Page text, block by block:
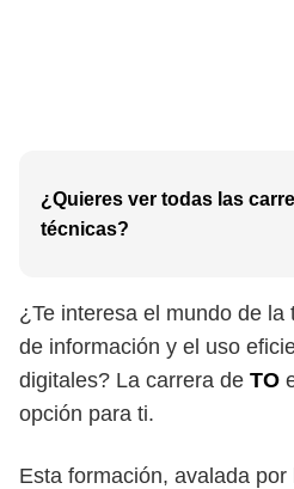
¿Quieres ver todas las
técnicas?
¿Te interesa el mundo de
de información y el uso
digitales? La carrera de TO
opción para ti.
Esta formación, avalada